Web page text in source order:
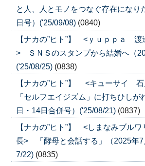
と人、人とモノをつなぐ存在になり
日号）('25/09/08) (0840)
【ナカの”ヒト”】 <ｙｕｐｐａ 渡
> ＳＮＳのスタンプから結婚へ（
('25/08/25) (0838)
【ナカの”ヒト”】 <キューサイ
「セルフエイジズム」に打ちひしが
日・14日合併号）('25/08/21) (0837)
【ナカの”ヒト”】 <しまなみブル
長> 「酵母と会話する」（2025年7
7/22) (0835)